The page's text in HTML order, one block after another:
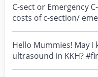
C-sect or Emergency
costs of c-section/
KKH under...
Hello Mummies! May
ultrasound in KKH?